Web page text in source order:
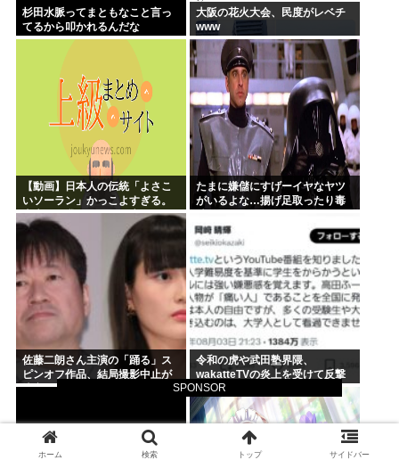
SPONSOR
杉田水脈ってまともなこと言っ
てるから叩かれるんだな
大阪の花火大会、民度がレベチ
www
【動画】日本人の伝統「よさこ
いソーラン」かっこよすぎる。
古来から我々のDNAに刻まれた
踊り
たまに嫌儲にすげーイヤなヤツ
がいるよな…揚げ足取ったり毒
佐藤二朗さん主演の「踊る」ス
ピンオフ作品、結局撮影中止が
決定www
令和の虎や武田塾界隈、
wakatteTVの炎上を受けて反撃
開始
ホーム 検索 トップ サイドバー